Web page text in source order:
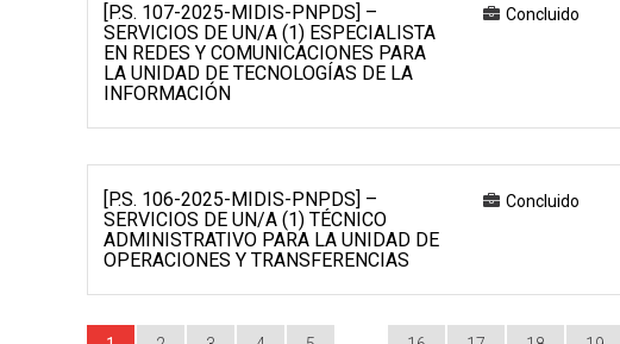
[P.S. 107-2025-MIDIS-PNPDS] –
SERVICIOS DE UN/A (1) ESPECIALISTA
EN REDES Y COMUNICACIONES PARA
LA UNIDAD DE TECNOLOGÍAS DE LA
INFORMACIÓN
Concluido
[P.S. 106-2025-MIDIS-PNPDS] –
SERVICIOS DE UN/A (1) TÉCNICO
ADMINISTRATIVO PARA LA UNIDAD DE
OPERACIONES Y TRANSFERENCIAS
Concluido